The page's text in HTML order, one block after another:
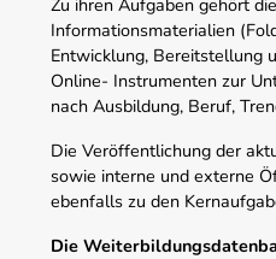
Informationsmaterialien
Entwicklung, Bereitstellung
Online- Instrumenten zur
nach Ausbildung, Beruf,
Die Veröffentlichung der
sowie interne und externe
ebenfalls zu den
Die